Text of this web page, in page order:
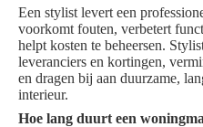
Een stylist levert een
voorkomt fouten, verbetert
helpt kosten te beheersen.
leveranciers en kortingen,
en dragen bij aan duurzame,
interieur.
Hoe lang duurt een